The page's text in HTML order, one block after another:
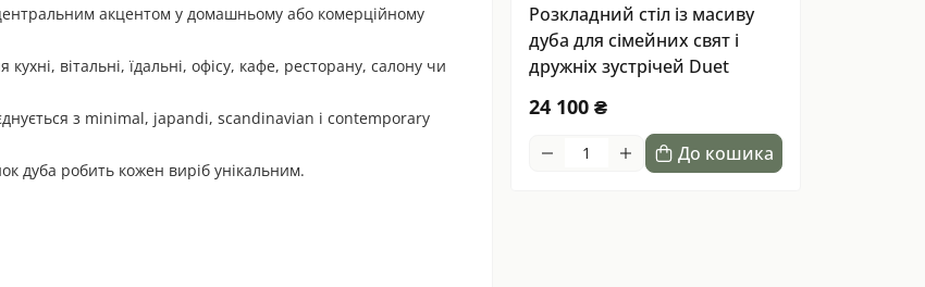
Розкладний стіл із масиву
дуба для сімейних свят і
дружніх зустрічей Duet
24 100 ₴
До кошика
акцентом у домашньому або комерційному
кухні, вітальні, їдальні, офісу, кафе, ресторану, салону чи
з minimal, japandi, scandinavian і contemporary
дуба робить кожен виріб унікальним.